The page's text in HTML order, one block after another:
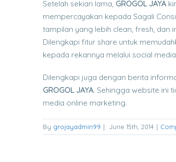
Setelah sekian lama, GROGOL JAYA
mempercayakan kepada Sagali
tampilan yang lebih clean, fresh,
Dilengkapi fitur share untuk
kepada rekannya melalui social
Dilengkapi juga dengan berita
GROGOL JAYA. Sehingga website ini
media online marketing.
By grojayadmin99 | June 15th, 2014 |